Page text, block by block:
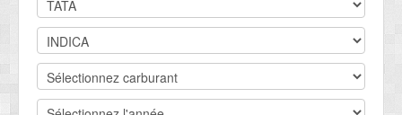
CONTACT
SOCIETÉ
SERVICE CLIENTS